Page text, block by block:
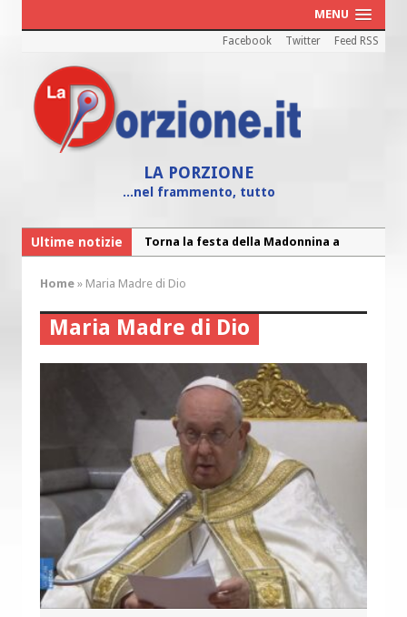
MENU
Facebook Twitter Feed RSS
LA PORZIONE
...nel frammento, tutto
Ultime notizie
Torna la festa di Sant’Andrea:
“Chiediamo al Signore di capire ciò che
è buono, giusto e santo per la nostra
vita”
Colletta pro Venezuela: aderisce
anche l’Arcidiocesi di Pescara-Penne
Fine vita: la Chiesa Cattolica inglese si
mobilita contro il suicidio assistito
Torna la festa della Madonnina a
Montesilvano: “Tanta la devozione”
Home » Maria Madre di Dio
Maria Madre di Dio